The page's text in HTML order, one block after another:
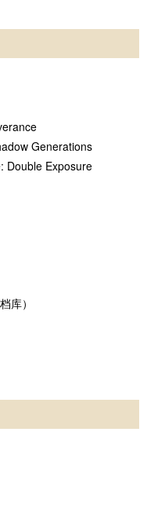
Generations
Double Exposure
库）